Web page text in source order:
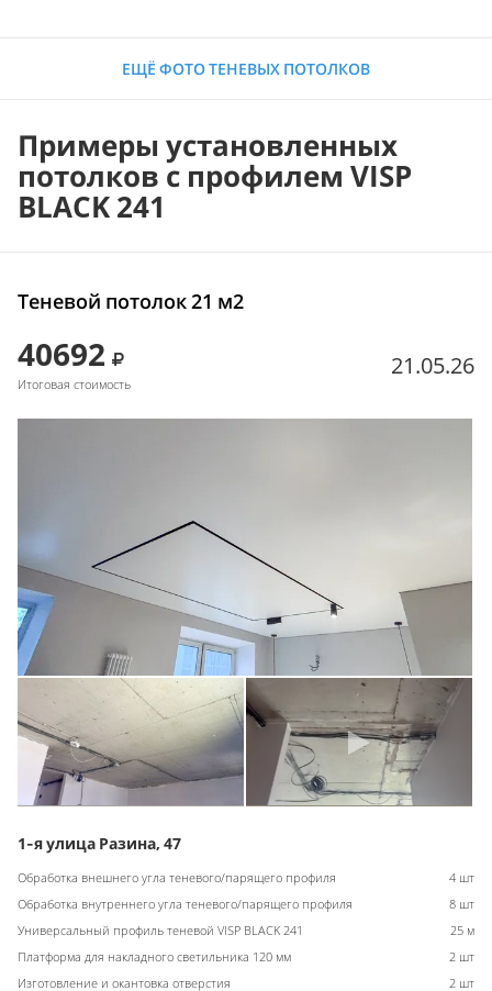
ЕЩЁ ФОТО ТЕНЕВЫХ ПОТОЛКОВ
Примеры установленных
потолков с профилем VISP
BLACK 241
Теневой потолок 21 м2
40692
Итоговая стоимость
21.05.26
1-я улица Разина, 47
Обработка внешнего угла теневого/парящего профиля
4 шт
Обработка внутреннего угла теневого/парящего профиля
8 шт
Универсальный профиль теневой VISP BLACK 241
25 м
Платформа для накладного светильника 120 мм
2 шт
Изготовление и окантовка отверстия
2 шт